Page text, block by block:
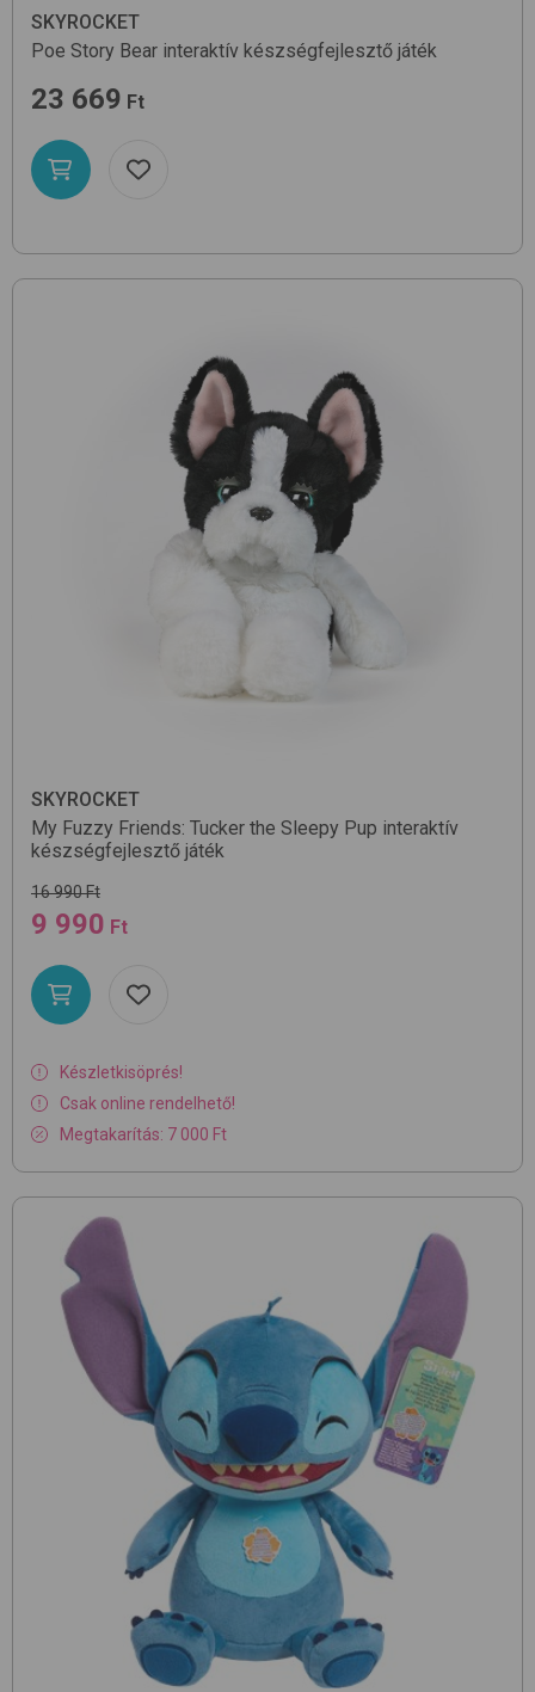
SKYROCKET
Poe Story Bear interaktív készségfejlesztő játék
23 669 Ft
SKYROCKET
My Fuzzy Friends: Tucker the Sleepy Pup interaktív
készségfejlesztő játék
16 990 Ft
9 990 Ft
Készletkisöprés!
Csak online rendelhető!
Megtakarítás: 7 000 Ft